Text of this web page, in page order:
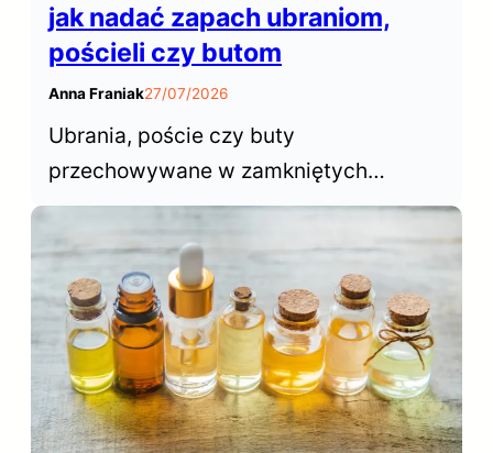
jak nadać zapach ubraniom,
pościeli czy butom
Anna Franiak27/07/2026
Ubrania, poście czy buty
przechowywane w zamkniętych
przestrzeniach szafy czy garderoby
rzadko mają atrakcyjny zapach.
Saszetki zapachowe do szafy
pozwalają łatwo i szybko odświeżyć
naszą garderobę.